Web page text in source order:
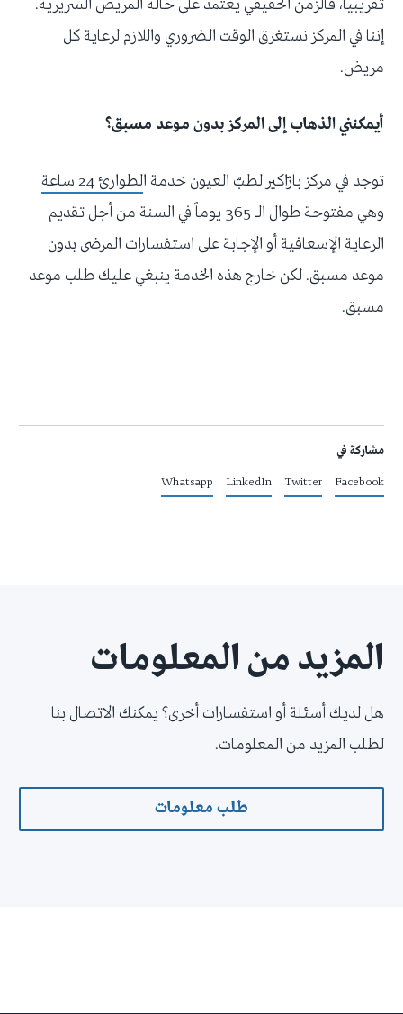
تقريبياً، فالزمن الحقيقي يعتمد على حالة المريض السريرية.
إننا في المركز نستغرق الوقت الضروري واللازم لرعاية كل
مريض.
أيمكنني الذهاب إلى المركز بدون موعد مسبق؟
توجد في مركز بارّاكير لطبّ العيون خدمة الطوارئ 24 ساعة
وهي مفتوحة طوال الـ 365 يوماً في السنة من أجل تقديم
الرعاية الإسعافية أو الإجابة على استفسارات المرضى بدون
موعد مسبق. لكن خارج هذه الخدمة ينبغي عليك طلب موعد
مسبق.
مشاركة في
Facebook
Twitter
LinkedIn
Whatsapp
المزيد من المعلومات
هل لديك أسئلة أو استفسارات أخرى؟ يمكنك الاتصال بنا
لطلب المزيد من المعلومات.
طلب معلومات